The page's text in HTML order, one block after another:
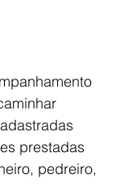
prestadas
pedreiro,